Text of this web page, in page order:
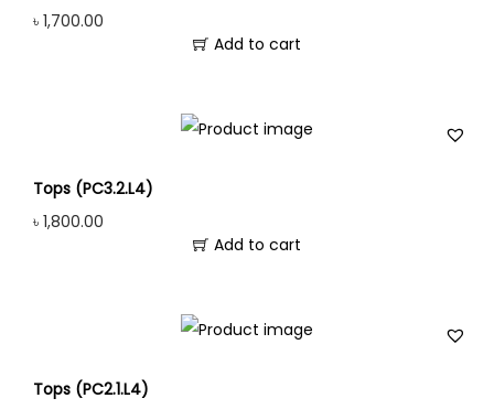
৳ 1,700.00
Add to cart
Tops (PC3.2.L4)
৳ 1,800.00
Add to cart
Tops (PC2.1.L4)